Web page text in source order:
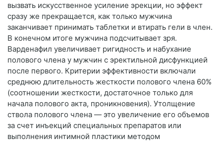
вызвать искусственное усиление эрекции, но эффект
сразу же прекращается, как только мужчина
заканчивает принимать таблетки и втирать гели в член.
В конечном итоге мужчина подсчитывает зря.
Варденафил увеличивает ригидность и набухание
полового члена у мужчин с эректильной дисфункцией
после первого. Критерии эффективности включали
среднюю длительность жесткости полового члена 60%
(соотношении жесткости, достаточное только для
начала полового акта, проникновения). Утолщение
ствола полового члена — это увеличение его объемов
за счет инъекций специальных препаратов или
выполнения интимной пластики методом